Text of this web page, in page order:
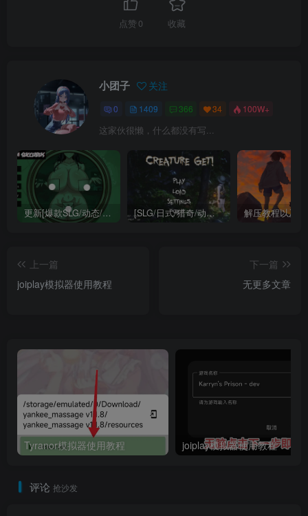
点赞 0 收藏
小团子 关注
0 1409 366 34 100W+
这家伙很懒，什么都没有写...
更新[爆款SLG/动态/互动/巨乳] 不是魅魔/H版寻找伪人（Not a Succubus）Ch.2 v1.1 精翻汉化步兵 【安卓/PC-3.25G】 [SLG/日式/猎奇/动态] 异种注意：捕获未知生物！（Creature Get! ）精翻汉化步兵版 【安卓/PC-1.74G】 解压教程以及
上一篇
joiplay模拟器使用教程
下一篇
无更多文章
Tyranor模拟器使用教程 joiplay模拟器使用教程
评论 抢沙发